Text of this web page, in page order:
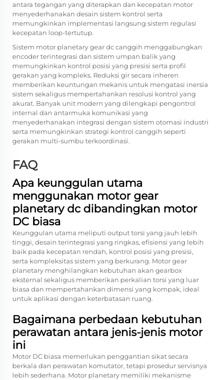
antara tegangan yang diterapkan dan kecepatan motor
menyederhanakan desain sistem kontrol serta
memungkinkan implementasi langsung sistem regulasi
kecepatan loop-tertutup.
Sistem motor planetary gear dc canggih menggabungkan
encoder terintegrasi dan sistem umpan balik yang
memungkinkan kontrol posisi yang presisi serta profil
gerakan yang kompleks. Reduksi gir secara inheren
memberikan keuntungan mekanis untuk mengatasi inersia
sistem sekaligus mempertahankan resolusi kontrol yang
akurat. Banyak unit modern yang dilengkapi pengontrol
internal dan antarmuka komunikasi yang
menyederhanakan integrasi dengan sistem otomasi industri
serta memungkinkan strategi kontrol canggih seperti
gerakan multi-sumbu terkoordinasi.
FAQ
Apa keunggulan utama
menggunakan motor gear
planetary dc dibandingkan motor
DC biasa
Keunggulan utama meliputi output torsi yang jauh lebih
tinggi, desain terintegrasi yang ringkas, efisiensi yang lebih
baik pada kecepatan rendah, kontrol posisi yang presisi,
serta kompleksitas sistem yang berkurang. Motor gear
planetary menghilangkan kebutuhan akan gearbox
eksternal sekaligus memberikan perkalian torsi yang luar
biasa dan mempertahankan dimensi yang kompak, ideal
untuk aplikasi dengan keterbatasan ruang.
Bagaimana perbedaan kebutuhan
perawatan antara jenis-jenis motor
ini
Motor DC biasa memerlukan penggantian sikat secara
berkala dan perawatan komutator, tetapi prosedur servisnya
lebih sederhana. Motor planetary memiliki mekanisme